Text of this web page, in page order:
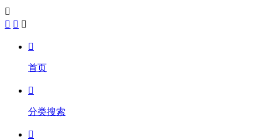

  

首页

分类搜索
